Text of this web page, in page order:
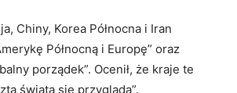
Chiny, Korea Północna i Iran
Północną i Europę” oraz
porządek”. Ocenił, że kraje te
świata się przygląda”.